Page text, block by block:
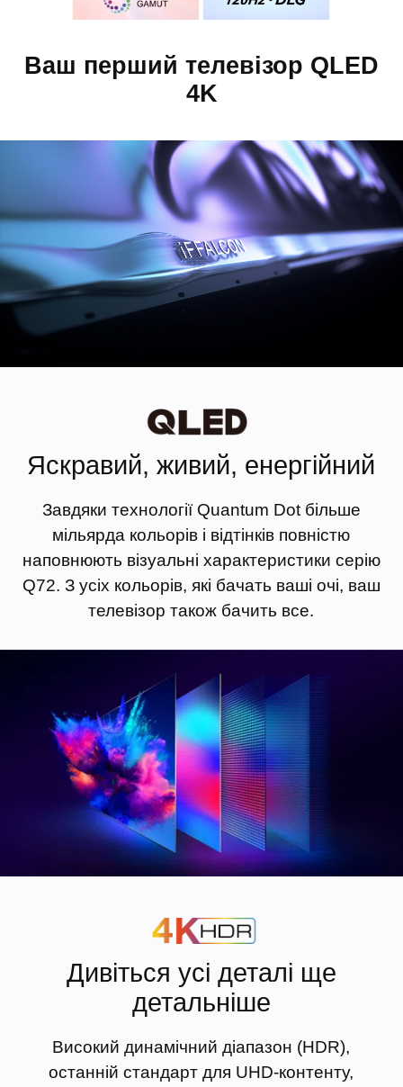
Ваш перший телевізор QLED
4K
Яскравий, живий, енергійний
Завдяки технології Quantum Dot більше
мільярда кольорів і відтінків повністю
наповнюють візуальні характеристики серію
Q72. З усіх кольорів, які бачать ваші очі, ваш
телевізор також бачить все.
Дивіться усі деталі ще
детальніше
Високий динамічний діапазон (HDR),
останній стандарт для UHD-контенту,